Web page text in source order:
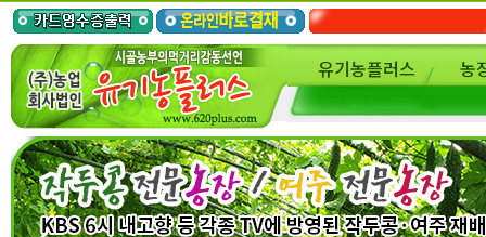
유기농플러스 농